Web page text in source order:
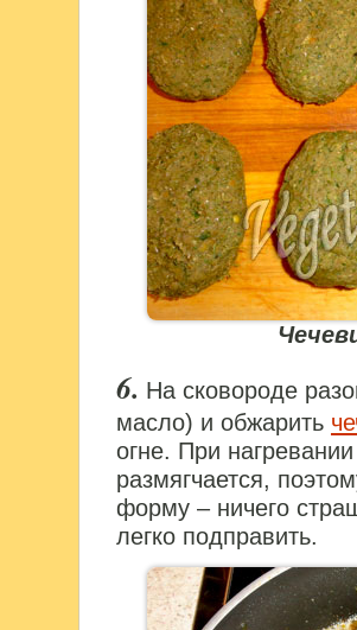
На сковороде
масло) и обжарить
огне. При
размягчается,
форму – ничего
легко подправить.